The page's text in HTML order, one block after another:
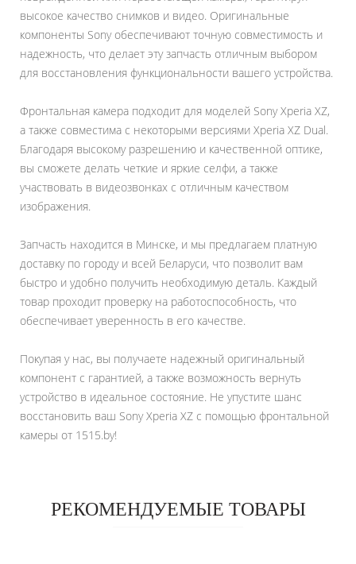
высокое качество снимков и видео. Оригинальные
компоненты Sony обеспечивают точную совместимость и
надежность, что делает эту запчасть отличным выбором
для восстановления функциональности вашего устройства.
Фронтальная камера подходит для моделей Sony Xperia XZ,
а также совместима с некоторыми версиями Xperia XZ Dual.
Благодаря высокому разрешению и качественной оптике,
вы сможете делать четкие и яркие селфи, а также
участвовать в видеозвонках с отличным качеством
изображения.
Запчасть находится в Минске, и мы предлагаем платную
доставку по городу и всей Беларуси, что позволит вам
быстро и удобно получить необходимую деталь. Каждый
товар проходит проверку на работоспособность, что
обеспечивает уверенность в его качестве.
Покупая у нас, вы получаете надежный оригинальный
компонент с гарантией, а также возможность вернуть
устройство в идеальное состояние. Не упустите шанс
восстановить ваш Sony Xperia XZ с помощью фронтальной
камеры от 1515.by!
РЕКОМЕНДУЕМЫЕ ТОВАРЫ